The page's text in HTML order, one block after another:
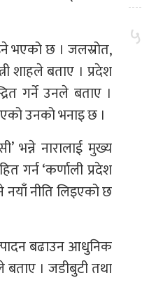
भएको छ । जलस्रोत,
शाहले बताए । प्रदेश
गर्ने उनले बताए ।
उनको भनाइ छ ।
भन्ने नारालाई मुख्य
गर्न ‘कर्णाली प्रदेश
नयाँ नीति लिइएको छ
बढाउन आधुनिक
बताए । जडीबुटी तथा